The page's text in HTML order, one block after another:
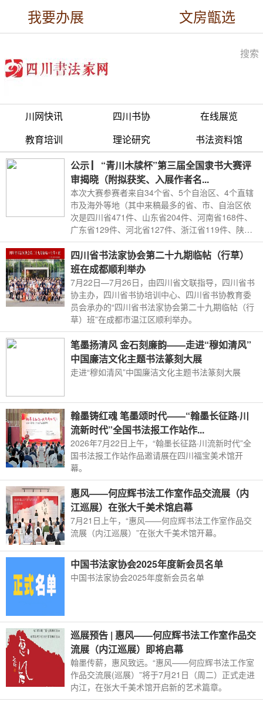
我要办展 文房甑选
搜索
川网快讯 四川书协
在线展览
教育培训
理论研究
书法资料馆
公示 ▏“青川木牍杯”第三届全国隶书大赛评
审揭晓（附拟获奖、入展作者名...
本次大赛参赛者来自34个省、5个自治区、4个直辖
市及海外等地（其中来稿最多的省、市、自治区依
次是四川省471件、山东省204件、河南省168件、
广东省129件、河北省127件、浙江省119件、陕西
省110件等）
四川省书法家协会第二十九期临帖（行草）
班在成都顺利举办
7月22日—7月26日，由四川省文联指导，四川省书
协主办，四川省书协培训中心、四川省书协教育委
员会承办的“四川省书法家协会第二十九期临帖（行
草）班”在成都市温江区顺利举办。
笔墨扬清风 金石刻廉韵——走进“穆如清风”
中国廉洁文化主题书法篆刻大展
走进“穆如清风”中国廉洁文化主题书法篆刻大展
翰墨铸红魂 笔墨颂时代——“翰墨长征路·川
流新时代”全国书法报工作站作...
2026年7月22日上午，“翰墨长征路·川流新时代”全
国书法报工作站作品邀请展在四川福宝美术馆开
幕。
惠风——何应辉书法工作室作品交流展（内
江巡展）在张大千美术馆启幕
7月21日上午，“惠风——何应辉书法工作室作品交
流展（内江巡展）”在张大千美术馆开幕。
中国书法家协会2025年度新会员名单
中国书法家协会2025年度新会员名单
巡展预告 | 惠风——何应辉书法工作室作品交
流展（内江巡展）即将启幕
翰墨传薪，惠风致远。“惠风——何应辉书法工作室
作品交流展(巡展）”将于7月21日（周二）正式走进
内江，在张大千美术馆开启新的艺术篇章。